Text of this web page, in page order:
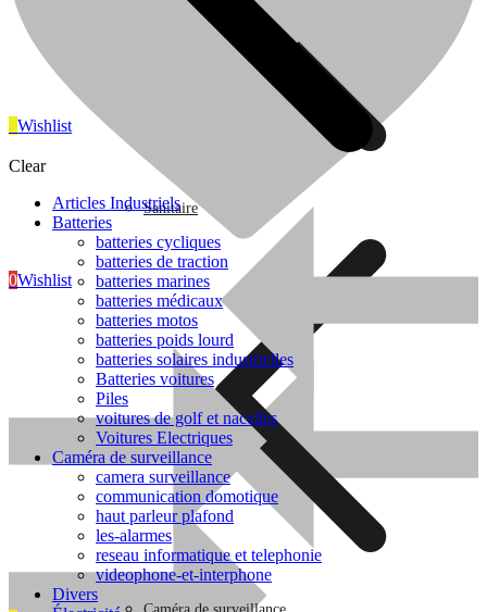
Sanitaire
Cuisine
0Wishlist
Sanitaire
Wishlist
Clear
Articles Industriels
Batteries
batteries cycliques
batteries de traction
batteries marines
batteries médicaux
batteries motos
batteries poids lourd
batteries solaires industrielles
Batteries voitures
Piles
voitures de golf et nacelles
Voitures Electriques
Caméra de surveillance
camera surveillance
communication domotique
haut parleur plafond
les-alarmes
reseau informatique et telephonie
videophone-et-interphone
Divers